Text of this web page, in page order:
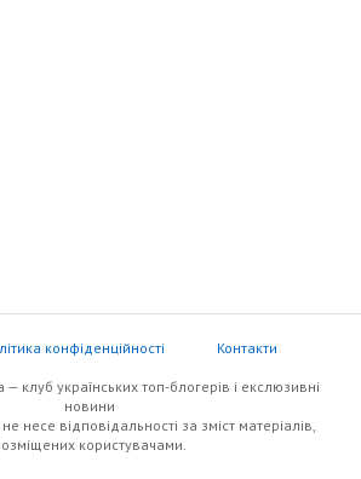
конфіденційності Контакти
клуб українських топ-блогерів i екслюзивнi
новини
несе відповідальності за зміст матеріалів,
користувачами.